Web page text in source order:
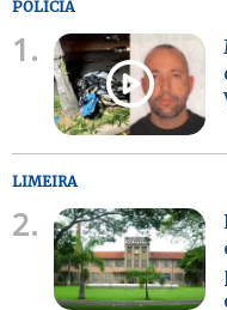
POLÍCIA
1.
LIMEIRA
2.